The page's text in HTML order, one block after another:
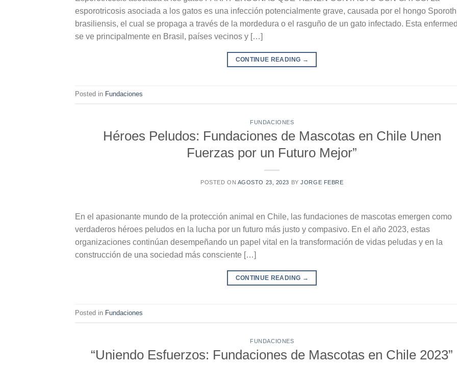
esporotricosis asociada a los gatos es una infección potencialmente grave, causada por el hongo
brasiliensis, el cual se propaga a través de la mordedura o el rasguño de un gato infectado. Esta
se ve principalmente en Brasil, países vecinos y […]
CONTINUE READING →
Posted in Fundaciones
FUNDACIONES
Héroes Peludos: Fundaciones de Mascotas en Chile Unen
Fuerzas por un Futuro Mejor”
POSTED ON AGOSTO 23, 2023 BYJORGE FEBRE
En el apasionante mundo de la protección animal en Chile, las fundaciones de mascotas emergen como
verdaderos héroes peludos en la lucha por un futuro más justo y compasivo. En el año 2023, estas
organizaciones continúan desempeñando un papel vital en la transformación de vidas peludas y en la
construcción de una sociedad más consciente […]
CONTINUE READING →
Posted in Fundaciones
FUNDACIONES
“Uniendo Esfuerzos: Fundaciones de Mascotas en Chile 2023”